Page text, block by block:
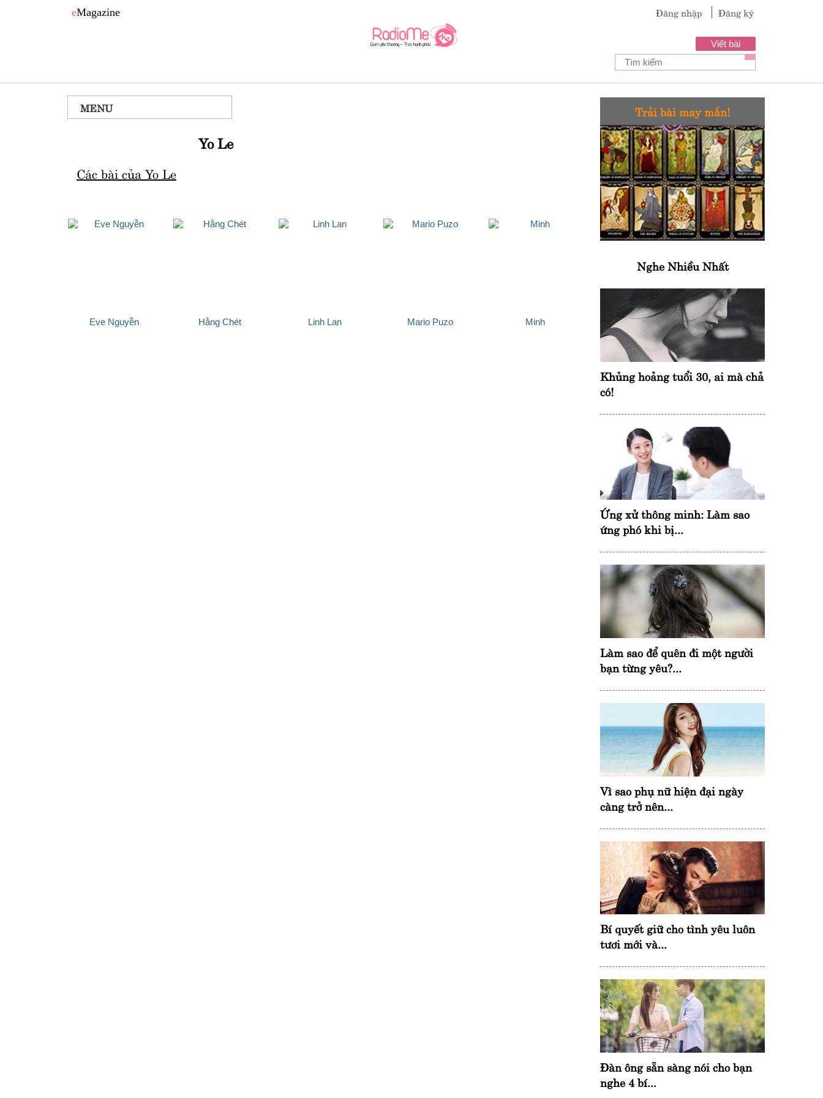
eMagazine Đăng nhập Đăng ký
Viết bài
MENU
Yo Le
Các bài của Yo Le
Eve Nguyễn Hằng Chét Linh Lan Mario Puzo Minh Myhyeon Nguyễn Vi
Trải bài may mắn!
Nghe Nhiều Nhất
Khủng hoảng tuổi 30, ai mà chả
có!
Ứng xử thông minh: Làm sao
ứng phó khi bị...
Làm sao để quên đi một người
bạn từng yêu?...
Vì sao phụ nữ hiện đại ngày
càng trở nên...
Bí quyết giữ cho tình yêu luôn
tươi mới và...
Đàn ông sẵn sàng nói cho bạn
nghe 4 bí...